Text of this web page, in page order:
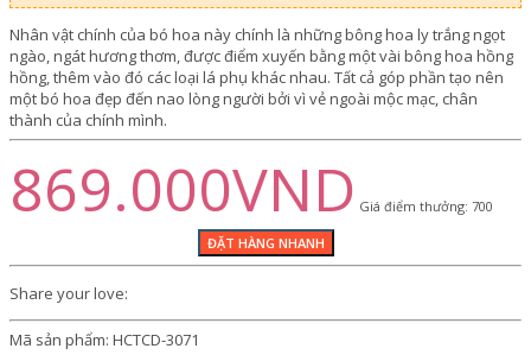
Nhân vật chính của bó hoa này chính là những bông hoa ly trắng ngọt
ngào, ngát hương thơm, được điểm xuyến bằng một vài bông hoa hồng
hồng, thêm vào đó các loại lá phụ khác nhau. Tất cả góp phần tạo nên
một bó hoa đẹp đến nao lòng người bởi vì vẻ ngoài mộc mạc, chân
thành của chính mình.
869.000VND Giá điểm thưởng: 700
Share your love:
Mã sản phẩm: HCTCD-3071